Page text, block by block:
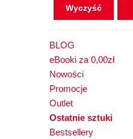
Wyczyść
BLOG
eBooki za 0,00zł
Nowości
Promocje
Outlet
Ostatnie sztuki
Bestsellery